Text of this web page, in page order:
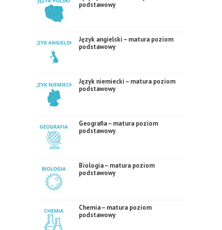
podstawowy
Język angielski – matura poziom
podstawowy
Język niemiecki – matura poziom
podstawowy
Geografia – matura poziom
podstawowy
Biologia – matura poziom
podstawowy
Chemia – matura poziom
podstawowy